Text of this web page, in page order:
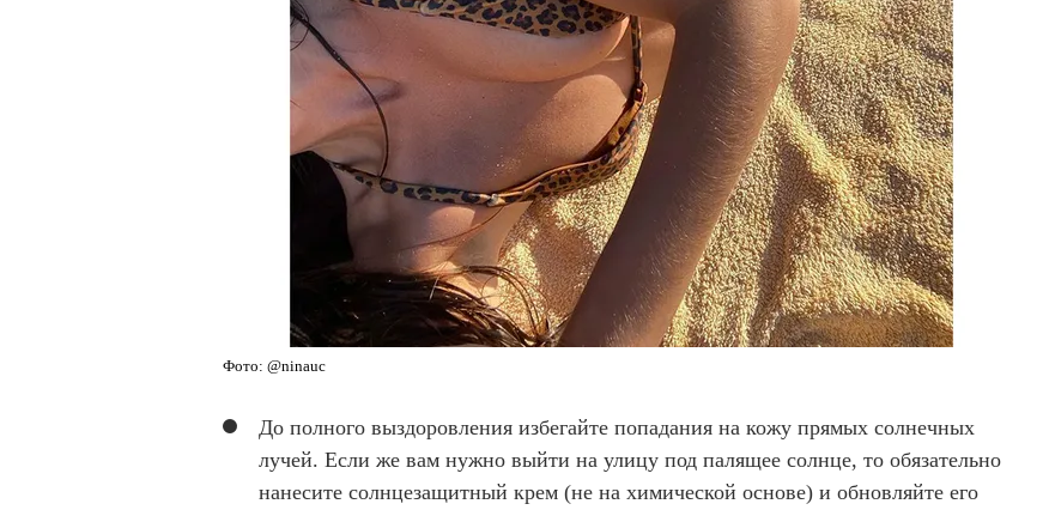
Фото: @ninauc
До полного выздоровления избегайте попадания на кожу прямых солнечных
лучей. Если же вам нужно выйти на улицу под палящее солнце, то обязательно
нанесите солнцезащитный крем (не на химической основе) и обновляйте его